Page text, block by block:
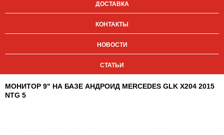
ДОСТАВКА
КОНТАКТЫ
НОВОСТИ
СТАТЬИ
МОНИТОР 9" НА БАЗЕ АНДРОИД MERCEDES GLK X204 2015
NTG 5